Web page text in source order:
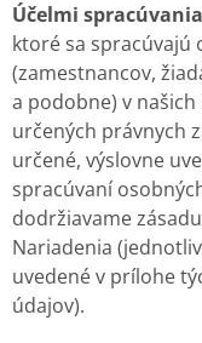
Účelmi
ktoré sa spracúvajú
(zamestnancov,
a podobne) v
určených právnych
určené, výslovne
spracúvaní
dodržiavame
Nariadenia
uvedené v prílohe
údajov).